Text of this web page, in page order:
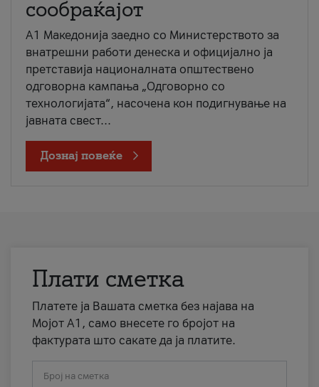
сообраќајот
A1 Македонија заедно со Министерството за
внатрешни работи денеска и официјално ја
претставија националната општествено
одговорна кампања „Одговорно со
технологијата“, насочена кон подигнување на
јавната свест...
Дознај повеќе
Плати сметка
Платете ја Вашата сметка без најава на
Мојот А1, само внесете го бројот на
фактурата што сакате да ја платите.
Број на сметка